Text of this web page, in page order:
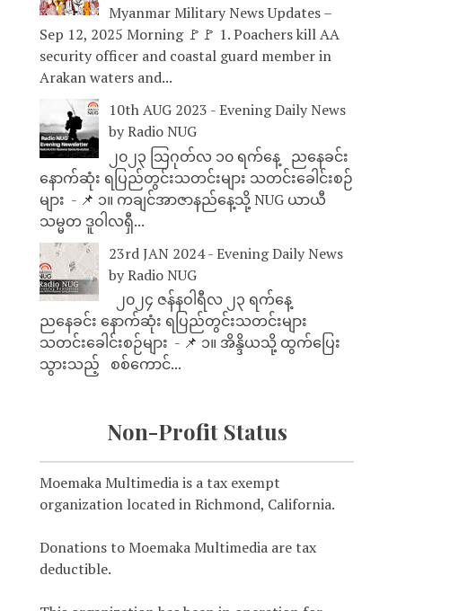
Myanmar Military News Updates –
Sep 12, 2025 Morning 🚩🚩 1. Poachers kill AA
security officer and coastal guard member in
Arakan waters and...
10th AUG 2023 - Evening Daily News
by Radio NUG
၂၀၂၃ သြဂုတ်လ ၁၀ ရက်နေ့ ညနေခင်း
နောက်ဆုံး ရပြည်တွင်းသတင်းများ သတင်းခေါင်းစဉ်
များ - 📌 ၁။ ကချင်အာဇာနည်နေ့သို့ NUG ယာယီ
သမ္မတ ဒူဝါလရှီ...
23rd JAN 2024 - Evening Daily News
by Radio NUG
၂၀၂၄ ဇန်နဝါရီလ ၂၃ ရက်နေ့
ညနေခင်း နောက်ဆုံး ရပြည်တွင်းသတင်းများ
သတင်းခေါင်းစဉ်များ - 📌 ၁။ အိန္ဒိယသို့ ထွက်ပြေး
သွားသည့် စစ်ကောင်...
Non-Profit Status
Moemaka Multimedia is a tax exempt
organization located in Richmond, California.
Donations to Moemaka Multimedia are tax
deductible.